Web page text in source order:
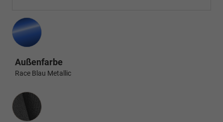
Außenfarbe
Race Blau Metallic
Innenausstattung